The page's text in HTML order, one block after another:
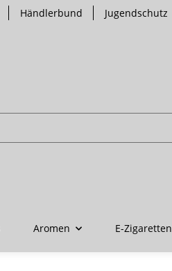
Händlerbund Jugendschutz
Aromen E-Zigaretten